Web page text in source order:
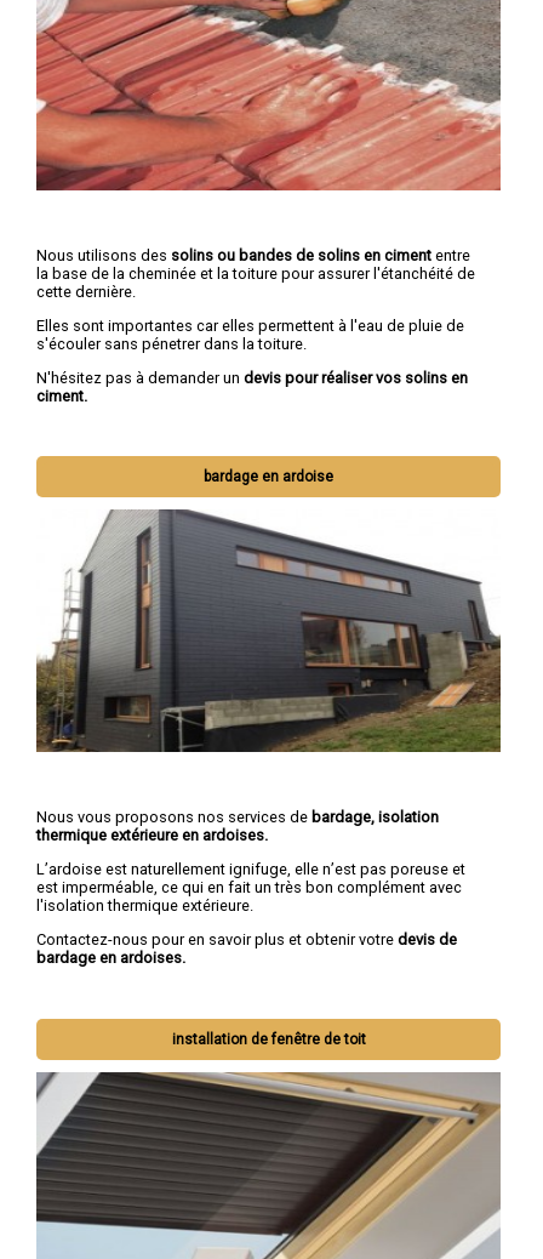
Nous utilisons des solins ou bandes de solins en ciment entre
la base de la cheminée et la toiture pour assurer l'étanchéité de
cette dernière.
Elles sont importantes car elles permettent à l'eau de pluie de
s'écouler sans pénetrer dans la toiture.
N'hésitez pas à demander un devis pour réaliser vos solins en
ciment.
bardage en ardoise
Nous vous proposons nos services de bardage, isolation
thermique extérieure en ardoises.
L’ardoise est naturellement ignifuge, elle n’est pas poreuse et
est imperméable, ce qui en fait un très bon complément avec
l'isolation thermique extérieure.
Contactez-nous pour en savoir plus et obtenir votre devis de
bardage en ardoises.
installation de fenêtre de toit